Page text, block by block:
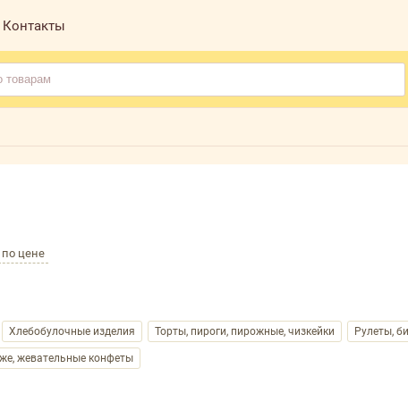
Контакты
по цене
Хлебобулочные изделия Торты, пироги, пирожные, чизкейки Рулеты,
жевательные конфеты